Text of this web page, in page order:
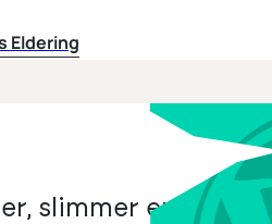
Eldering
slimmer en klaar